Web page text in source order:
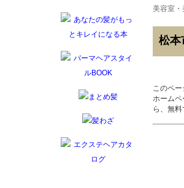
美容室・
松本
このペ
ホーム
ら、無料